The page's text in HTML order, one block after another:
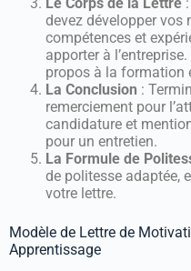
Le Corps de la Lettre
devez développer
compétences et
apporter à
propos à la formation
La Conclusion :
remerciement pour
candidature et
pour un entretien.
La Formule de
de politesse adaptée,
votre lettre.
Modèle de Lettre de
Apprentissage